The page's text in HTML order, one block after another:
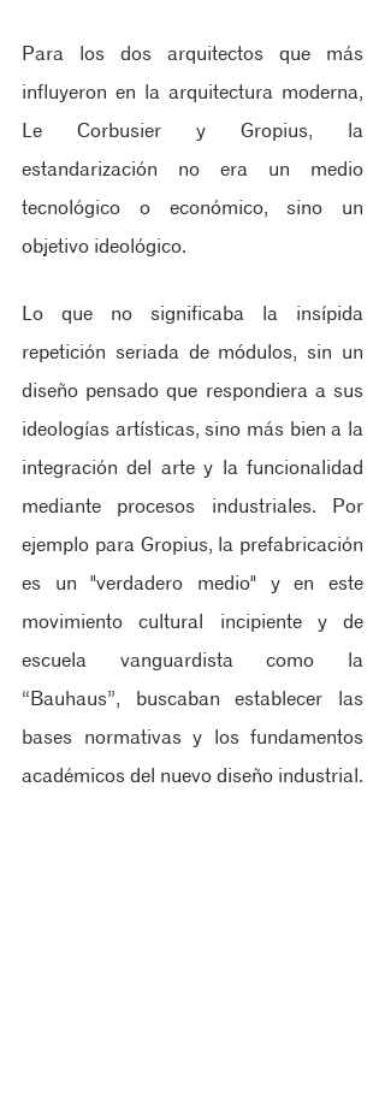
Para los dos arquitectos que más
influyeron en la arquitectura moderna,
Le Corbusier y Gropius, la
estandarización no era un medio
tecnológico o económico, sino un
objetivo ideológico.
Lo que no significaba la insípida
repetición seriada de módulos, sin un
diseño pensado que respondiera a sus
ideologías artísticas, sino más bien a la
integración del arte y la funcionalidad
mediante procesos industriales. Por
ejemplo para Gropius, la prefabricación
es un "verdadero medio" y en este
movimiento cultural incipiente y de
escuela vanguardista como la
“Bauhaus”, buscaban establecer las
bases normativas y los fundamentos
académicos del nuevo diseño industrial.